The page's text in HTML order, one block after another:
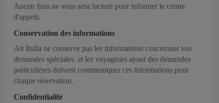
Aucun frais ne vous sera facturé pour informer le centre
d'appels.
Conservation des informations
Air India ne conserve pas les informations concernant vos
demandes spéciales, et les voyageurs ayant des demandes
particulières doivent communiquer ces informations pour
chaque réservation.
Confidentialité